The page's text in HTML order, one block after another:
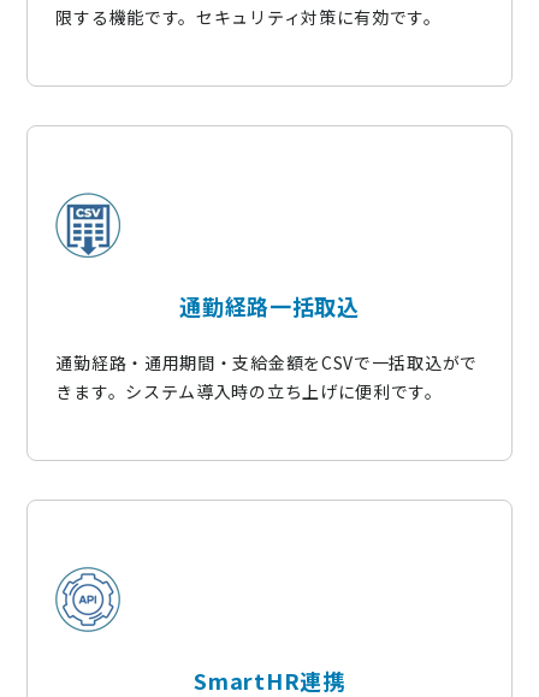
限する機能です。セキュリティ対策に有効です。
通勤経路一括取込
通勤経路・通用期間・支給金額をCSVで一括取込がで
きます。システム導入時の立ち上げに便利です。
SmartHR連携